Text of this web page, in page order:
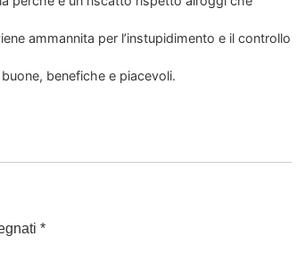
ammannita per l’instupidimento e il controllo
benefiche e piacevoli.
*